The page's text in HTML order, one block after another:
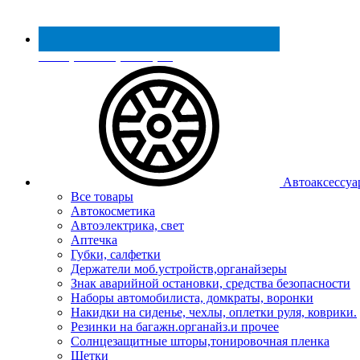
Реестр МинПромТорга
Все товары
Автокосметика
Автоэлектрика, свет
Аптечка
Губки, салфетки
Держатели моб.устройств,органайзеры
Знак аварийной остановки, средства безопасности
Наборы автомобилиста, домкраты, воронки
Накидки на сиденье, чехлы, оплетки руля, коврики.
Резинки на багажн.органайз.и прочее
Солнцезащитные шторы,тонировочная пленка
Щетки